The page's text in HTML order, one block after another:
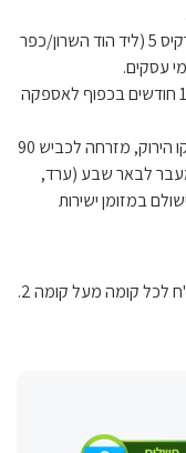
בתיאום מראש מאלישמע, הנרקיס 5 (ליד הוד השרון/כפר
לטיב המוצר בהרכבה עצמאית, 12 חודשים בכפוף לאספקה ​​
הובלה למושבים הנמצאים מעבר לקו הירוק, מזרחה לכביש 90
בעוטף עזה (דרומה מכביש 25), מעבר לבאר שבע (ערד,
כל מוצר, ישולם במזומן ישירות
*בבתים ללא מעלית – תוספת תשלום של 50 ש"ח לכל קומה מעל קומה 2.